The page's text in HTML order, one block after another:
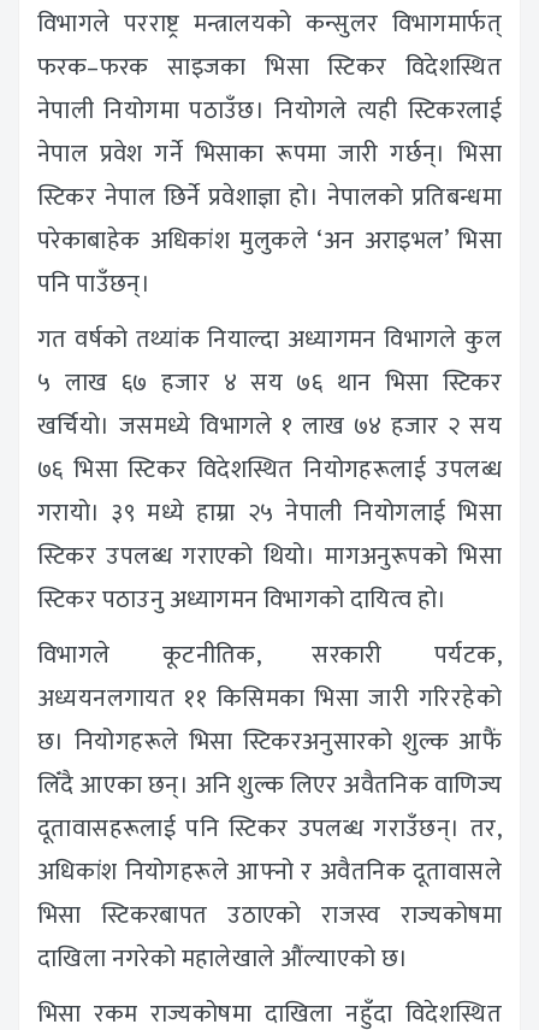
विभागले परराष्ट्र मन्त्रालयको कन्सुलर विभागमार्फत्
फरक–फरक साइजका भिसा स्टिकर विदेशस्थित
नेपाली नियोगमा पठाउँछ। नियोगले त्यही स्टिकरलाई
नेपाल प्रवेश गर्ने भिसाका रूपमा जारी गर्छन्। भिसा
स्टिकर नेपाल छिर्ने प्रवेशाज्ञा हो। नेपालको प्रतिबन्धमा
परेकाबाहेक अधिकांश मुलुकले ‘अन अराइभल’ भिसा
पनि पाउँछन्।
गत वर्षको तथ्यांक नियाल्दा अध्यागमन विभागले कुल
५ लाख ६७ हजार ४ सय ७६ थान भिसा स्टिकर
खर्चियो। जसमध्ये विभागले १ लाख ७४ हजार २ सय
७६ भिसा स्टिकर विदेशस्थित नियोगहरूलाई उपलब्ध
गरायो। ३९ मध्ये हाम्रा २५ नेपाली नियोगलाई भिसा
स्टिकर उपलब्ध गराएको थियो। मागअनुरूपको भिसा
स्टिकर पठाउनु अध्यागमन विभागको दायित्व हो।
विभागले कूटनीतिक, सरकारी पर्यटक,
अध्ययनलगायत ११ किसिमका भिसा जारी गरिरहेको
छ। नियोगहरूले भिसा स्टिकरअनुसारको शुल्क आफैं
लिँदै आएका छन्। अनि शुल्क लिएर अवैतनिक वाणिज्य
दूतावासहरूलाई पनि स्टिकर उपलब्ध गराउँछन्। तर,
अधिकांश नियोगहरूले आफ्नो र अवैतनिक दूतावासले
भिसा स्टिकरबापत उठाएको राजस्व राज्यकोषमा
दाखिला नगरेको महालेखाले औंल्याएको छ।
भिसा रकम राज्यकोषमा दाखिला नहुँदा विदेशस्थित